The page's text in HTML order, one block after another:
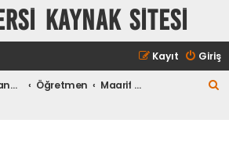
KAYNAK SİTESİ
Giriş
Kayıt
Forum ana sayfa Öğretmen
Maarif Modeli Dosyaları